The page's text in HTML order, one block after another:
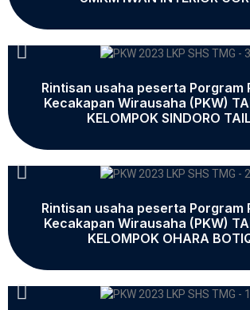
Rintisan usaha peserta Porgram
Kecakapan Wirausaha (PKW)
KELOMPOK SINDORO
Rintisan usaha peserta Porgram
Kecakapan Wirausaha (PKW)
KELOMPOK OHARA